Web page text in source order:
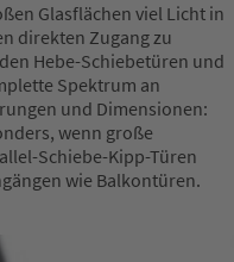
Glasflächen viel Licht in
direkten Zugang zu
Hebe-Schiebetüren und
Spektrum an
und Dimensionen:
wenn große
Schiebe-Kipp-Türen
wie Balkontüren.